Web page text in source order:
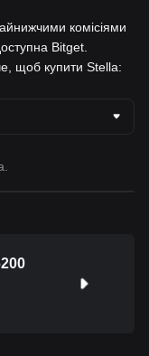
комісіями
Bitget.
щоб купити Stella: